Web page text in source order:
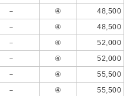
－ ④
48,500
－ ④
48,500
－ ④
52,000
－ ④
52,000
－ ④
55,500
－ ④ 55,500